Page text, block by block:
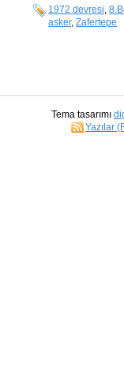
1972 devresi,
asker,Zafertepe
Tema tasarımı
Yazılar